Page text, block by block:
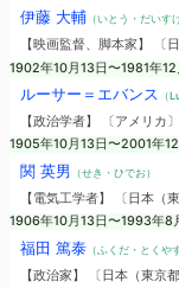
伊藤 大輔 （いとう・だいす
【映画監督、脚本家】 〔
1902年10月13日〜1981年
ルーサー＝エバンス （
【政治学者】 〔アメリカ〕
1905年10月13日〜2001年
関 英男 （せき・ひでお）
【電気工学者】 〔日本（
1906年10月13日〜1993年8
福田 篤泰（ふくだ・とくやす
【政治家】 〔日本（東京都